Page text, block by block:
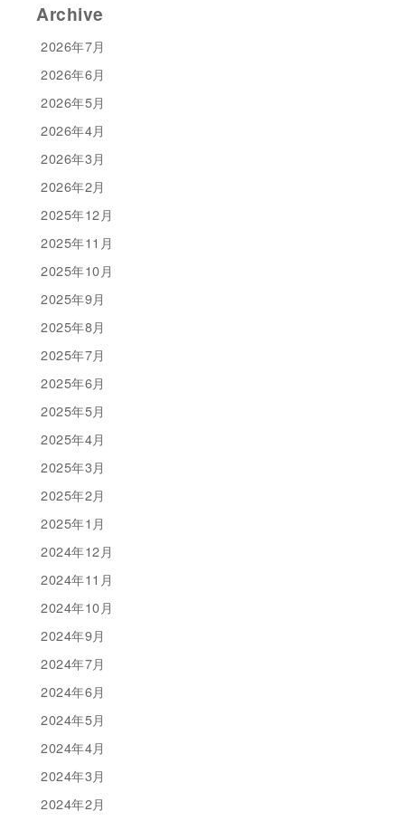
Archive
2026年7月
2026年6月
2026年5月
2026年4月
2026年3月
2026年2月
2025年12月
2025年11月
2025年10月
2025年9月
2025年8月
2025年7月
2025年6月
2025年5月
2025年4月
2025年3月
2025年2月
2025年1月
2024年12月
2024年11月
2024年10月
2024年9月
2024年7月
2024年6月
2024年5月
2024年4月
2024年3月
2024年2月